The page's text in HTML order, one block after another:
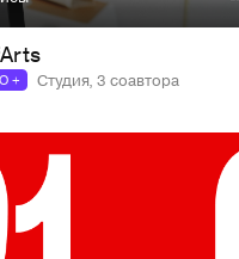
+ Студия, 3 соавтора